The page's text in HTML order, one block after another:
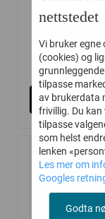
BUKSE ...
329,-
Kjøp
nettstedet
Vi bruker
(cookies) og
tilpasse
av brukerdata
frivillig. Du kan
tilpasse
som helst
lenken
Les mer om
Googles
Godta